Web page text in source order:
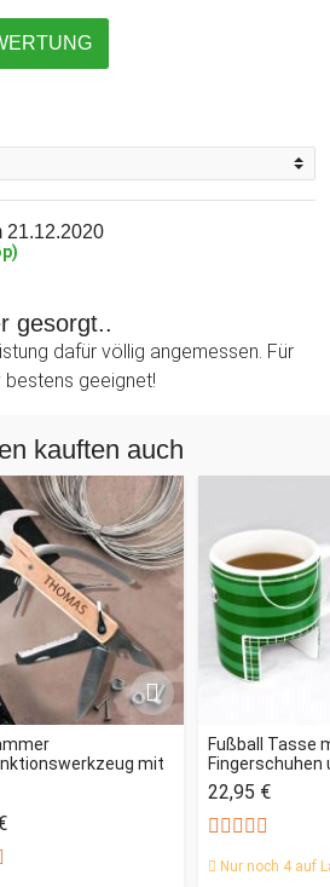
21.12.2020
gesorgt..
dafür völlig angemessen. Für
bestens geeignet!
kauften auch
mit
Fußball Tasse
Fingerschuhen
22,95 €
Nur noch 4 auf